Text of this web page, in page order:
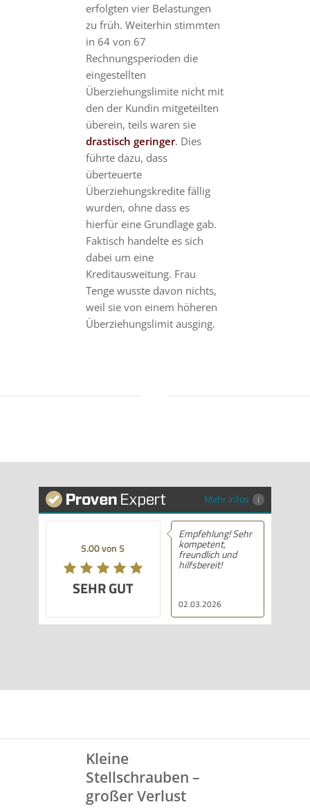
erfolgten vier Belastungen
zu früh. Weiterhin stimmten
in 64 von 67
Rechnungsperioden die
eingestellten
Überziehungslimite nicht mit
den der Kundin mitgeteilten
überein, teils waren sie
drastisch geringer. Dies
führte dazu, dass
überteuerte
Überziehungskredite fällig
wurden, ohne dass es
hierfür eine Grundlage gab.
Faktisch handelte es sich
dabei um eine
Kreditausweitung. Frau
Tenge wusste davon nichts,
weil sie von einem höheren
Überziehungslimit ausging.
Mehr Infos
5.00 von 5
SEHR GUT
02.03.2026
Empfehlung! Sehr
kompetent,
freundlich und
hilfsbereit!
Kleine
Stellschrauben –
großer Verlust